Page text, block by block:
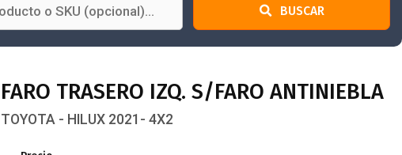
BUSCAR
FARO TRASERO IZQ. S/FARO ANTINIEBLA
TOYOTA - HILUX 2021- 4X2